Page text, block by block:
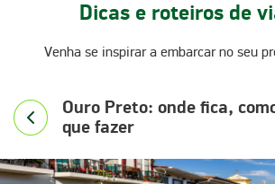
Dicas e roteiros de
Venha se inspirar a embarcar no seu
Ouro Preto: onde fica,
que fazer